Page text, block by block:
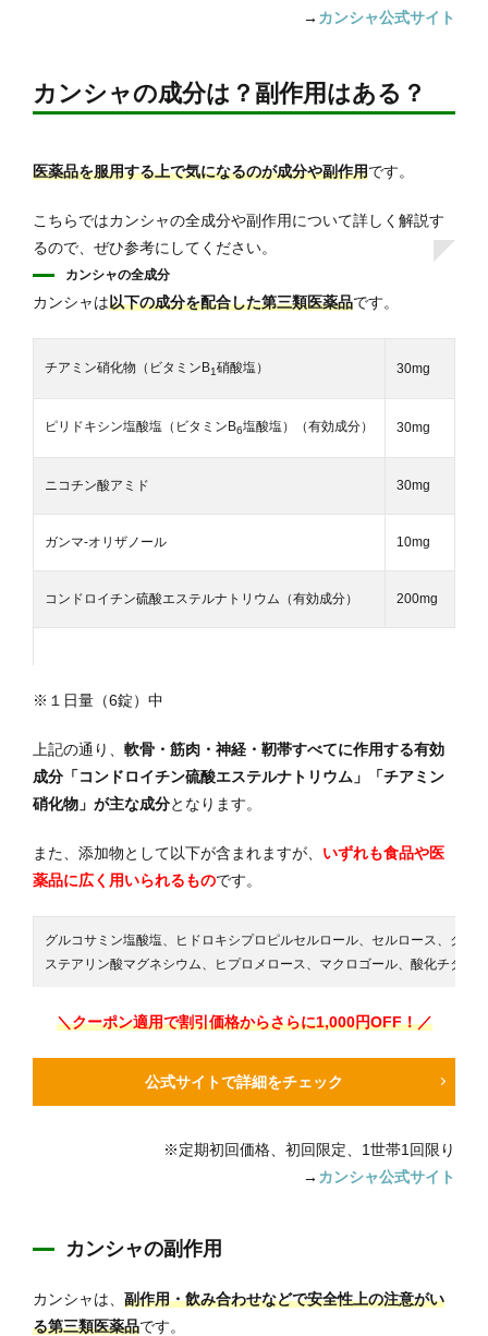
→ カンシャ公式サイト
カンシャの成分は？副作用はある？
医薬品を服用する上で気になるのが成分や副作用です。
こちらではカンシャの全成分や副作用について詳しく解説す
るので、ぜひ参考にしてください。
カンシャの全成分
カンシャは以下の成分を配合した第三類医薬品です。
チアミン硝化物（ビタミンB1硝酸塩） 30mg
ピリドキシン塩酸塩（ビタミンB6塩酸塩）（有効成分） 30mg
ニコチン酸アミド 30mg
ガンマ-オリザノール 10mg
コンドロイチン硫酸エステルナトリウム（有効成分） 200mg
※１日量（6錠）中
上記の通り、 軟骨・筋肉・神経・靭帯すべてに作用する有効
成分「コンドロイチン硫酸エステルナトリウム」「チアミン
硝化物」が主な成分となります。
また、添加物として以下が含まれますが、 いずれも食品や医
薬品に広く用いられるものです。
グルコサミン塩酸塩、ヒドロキシプロピルセルロール、セルロース、クロ
ステアリン酸マグネシウム、ヒプロメロース、マクロゴール、酸化チタン
＼クーポン適用で割引価格からさらに1,000円OFF！／
公式サイトで詳細をチェック
※定期初回価格、初回限定、1世帯1回限り
→ カンシャ公式サイト
カンシャの副作用
カンシャは、 副作用・飲み合わせなどで安全性上の注意がい
る第三類医薬品です。